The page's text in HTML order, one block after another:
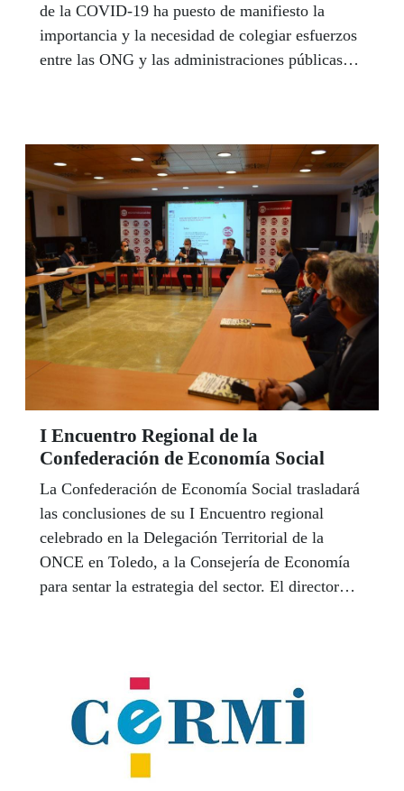
de la COVID-19 ha puesto de manifiesto la
importancia y la necesidad de colegiar esfuerzos
entre las ONG y las administraciones públicas
I Encuentro Regional de la
Confederación de Economía Social
La Confederación de Economía Social trasladará
las conclusiones de su I Encuentro regional
celebrado en la Delegación Territorial de la
ONCE en Toledo, a la Consejería de Economía
para sentar la estrategia del sector. El director
seguir desde la Consejería de Economía,
Empresas y Empleo después del verano